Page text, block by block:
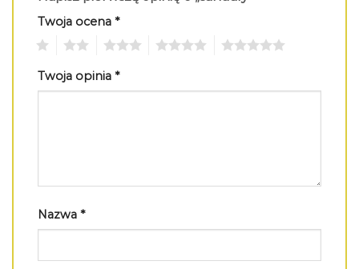
Twoja ocena *
Twoja opinia *
Nazwa *